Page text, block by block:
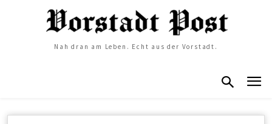
Nah dran am Leben. Echt aus der Vorstadt.